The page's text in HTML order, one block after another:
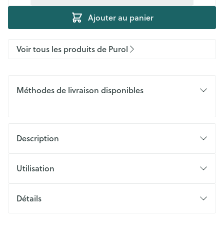
Ajouter au panier
Voir tous les produits de Purol
Méthodes de livraison disponibles
Description
Utilisation
Détails